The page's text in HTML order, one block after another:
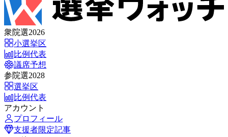
衆院選2026
小選挙区
比例代表
議席予想
参院選2028
選挙区
比例代表
アカウント
プロフィール
支援者限定記事